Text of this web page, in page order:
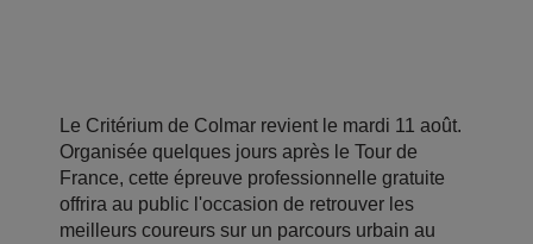
Le Critérium de Colmar revient le mardi 11 août.
Organisée quelques jours après le Tour de
France, cette épreuve professionnelle gratuite
offrira au public l'occasion de retrouver les
meilleurs coureurs sur un parcours urbain au